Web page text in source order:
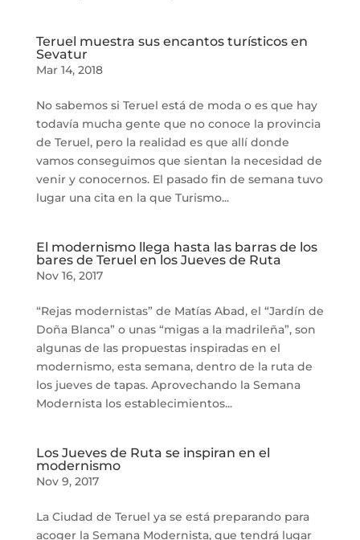
Teruel muestra sus encantos turísticos en
Sevatur
Mar 14, 2018
No sabemos si Teruel está de moda o es que hay
todavía mucha gente que no conoce la provincia
de Teruel, pero la realidad es que allí donde
vamos conseguimos que sientan la necesidad de
venir y conocernos. El pasado fin de semana tuvo
lugar una cita en la que Turismo...
El modernismo llega hasta las barras de los
bares de Teruel en los Jueves de Ruta
Nov 16, 2017
“Rejas modernistas” de Matías Abad, el “Jardín de
Doña Blanca” o unas “migas a la madrileña”, son
algunas de las propuestas inspiradas en el
modernismo, esta semana, dentro de la ruta de
los jueves de tapas. Aprovechando la Semana
Modernista los establecimientos...
Los Jueves de Ruta se inspiran en el
modernismo
Nov 9, 2017
La Ciudad de Teruel ya se está preparando para
acoger la Semana Modernista, que tendrá lugar